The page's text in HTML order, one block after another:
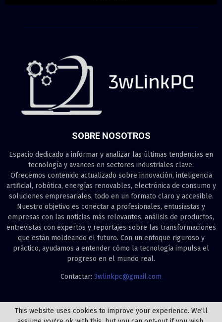
SOBRE NOSOTROS
Espacio dedicado a informar y analizar las últimas tendencias en
tecnología y avances en sectores industriales clave.
Ofrecemos contenido actualizado sobre innovación, inteligencia
artificial, robótica, energías renovables, electrónica de consumo y
soluciones empresariales, todo en un formato claro y accesible.
Nuestro objetivo es conectar a profesionales, entusiastas y
empresas con las noticias más relevantes, análisis de productos,
entrevistas con expertos y reportajes sobre las transformaciones
que están moldeando el futuro. Con un enfoque riguroso y
práctico, ayudamos a entender cómo la tecnología impulsa el
progreso en el mundo real.
Contactar: 3wlinkpc@gmail.com
This website uses cookies to improve your experience. We'll